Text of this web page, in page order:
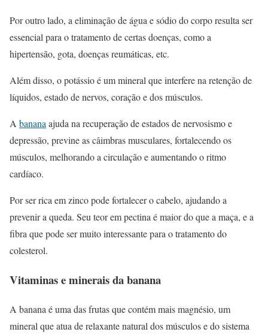
Por outro lado, a eliminação de água e sódio do corpo resulta ser
essencial para o tratamento de certas doenças, como a
hipertensão, gota, doenças reumáticas, etc.
Além disso, o potássio é um mineral que interfere na retenção de
líquidos, estado de nervos, coração e dos músculos.
A bananaajuda na recuperação de estados de nervosismo e
depressão, previne as câimbras musculares, fortalecendo os
músculos, melhorando a circulação e aumentando o ritmo
cardíaco.
Por ser rica em zinco pode fortalecer o cabelo, ajudando a
prevenir a queda. Seu teor em pectina é maior do que a maça, e a
fibra que pode ser muito interessante para o tratamento do
colesterol.
Vitaminas e minerais da banana
A banana é uma das frutas que contém mais magnésio, um
mineral que atua de relaxante natural dos músculos e do sistema